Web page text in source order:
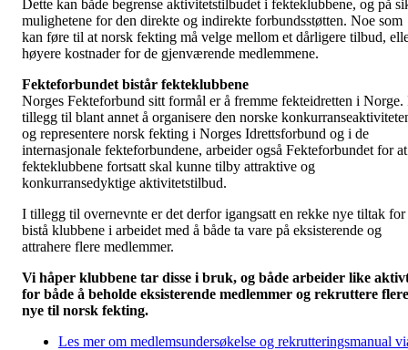
Dette kan både begrense aktivitetstilbudet i fekteklubbene, og på
mulighetene for den direkte og indirekte forbundsstøtten. Noe som
kan føre til at norsk fekting må velge mellom et dårligere tilbud,
høyere kostnader for de gjenværende medlemmene.
Fekteforbundet bistår fekteklubbene
Norges Fekteforbund sitt formål er å fremme fekteidretten i Norge.
tillegg til blant annet å organisere den norske
og representere norsk fekting i Norges Idrettsforbund og i de
internasjonale fekteforbundene, arbeider også Fekteforbundet for at
fekteklubbene fortsatt skal kunne tilby attraktive og
konkurransedyktige aktivitetstilbud.
I tillegg til overnevnte er det derfor igangsatt en rekke nye tiltak for
bistå klubbene i arbeidet med å både ta vare på eksisterende og
attrahere flere medlemmer.
Vi håper klubbene tar disse i bruk, og både arbeider like
for både å beholde eksisterende medlemmer og rekruttere flere
nye til norsk fekting.
Les mer om medlemsundersøkelse og rekrutteringsmanual